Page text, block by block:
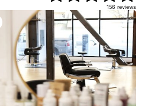
156 reviews